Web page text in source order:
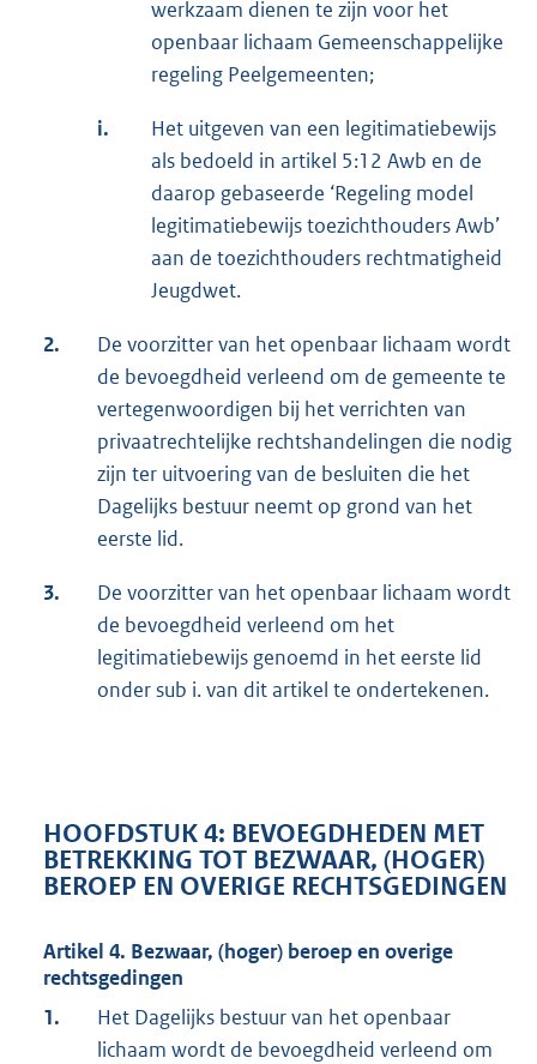
werkzaam dienen te zijn voor het
openbaar lichaam Gemeenschappelijke
regeling Peelgemeenten;
i.
Het uitgeven van een legitimatiebewijs
als bedoeld in artikel 5:12 Awb en de
daarop gebaseerde ‘Regeling model
legitimatiebewijs toezichthouders Awb’
aan de toezichthouders rechtmatigheid
Jeugdwet.
2.
De voorzitter van het openbaar lichaam wordt
de bevoegdheid verleend om de gemeente te
vertegenwoordigen bij het verrichten van
privaatrechtelijke rechtshandelingen die nodig
zijn ter uitvoering van de besluiten die het
Dagelijks bestuur neemt op grond van het
eerste lid.
3.
De voorzitter van het openbaar lichaam wordt
de bevoegdheid verleend om het
legitimatiebewijs genoemd in het eerste lid
onder sub i. van dit artikel te ondertekenen.
HOOFDSTUK 4: BEVOEGDHEDEN MET
BETREKKING TOT BEZWAAR, (HOGER)
BEROEP EN OVERIGE RECHTSGEDINGEN
Artikel 4. Bezwaar, (hoger) beroep en overige
rechtsgedingen
1.
Het Dagelijks bestuur van het openbaar
lichaam wordt de bevoegdheid verleend om